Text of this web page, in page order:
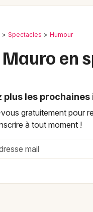
Spectacles Humour
en
plus les
gratuitement pour
à tout moment !